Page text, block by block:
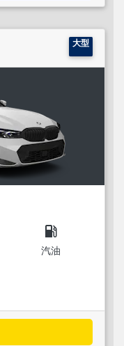
大型
local_gas_station
汽油